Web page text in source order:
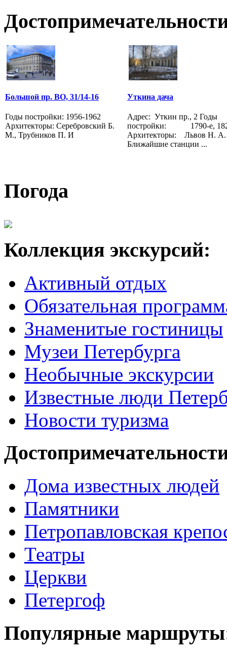
Большой пр. ВО, 31/14-16
Годы постройки: 1956-1962
Архитекторы: Серебровский Б.
М., Трубников П. И
Уткина дача
Адрес: Уткин пр., 2 Годы
постройки: 1790-е,
Архитекторы: Львов Н. А.
Ближайшие станции ...
Погода
Коллекция экскурсий:
Активный отдых
Обязательная
Знаменитые гостиницы
Музеи Петербурга
Необычные экскурсии
Известные люди
Новости туризма
Дома известных людей
Памятники
Петропавловская
Театры
Церкви
Петергоф
Популярные